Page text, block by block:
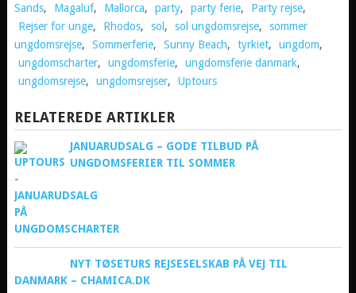
Sands, Magaluf, Mallorca, party, party ferie, Party rejse,
Rejser for unge, Rhodos, sol, sol ungdomsrejse,
sommer
ungdomsrejse, Sommerferie, Sunny Beach, tyrkiet, ungdom,
ungdomscharter, ungdomsferie, ungdomsferie danmark,
ungdomsrejse, ungdomsrejser, Uptours
RELATEREDE ARTIKLER
JANUARUDSALG – GODE TILBUD PÅ
UNGDOMSFERIER TIL SOMMER
NYT TØSETURS REJSESELSKAB PÅ VEJ TIL
DANMARK – CHAMICA.DK